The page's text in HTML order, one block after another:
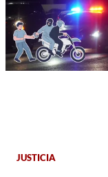
JUSTICIA